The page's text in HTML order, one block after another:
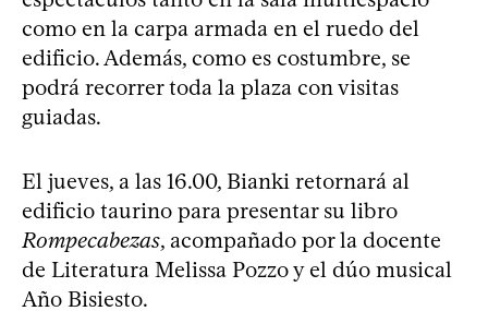
como en la carpa armada en el ruedo del
edificio. Además, como es costumbre, se
podrá recorrer toda la plaza con visitas
guiadas.
El jueves, a las 16.00, Bianki retornará al
edificio taurino para presentar su libro
Rompecabezas, acompañado por la docente
de Literatura Melissa Pozzo y el dúo musical
Año Bisiesto.